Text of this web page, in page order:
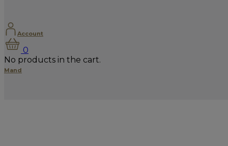
Account
0
No products in the cart.
Mand